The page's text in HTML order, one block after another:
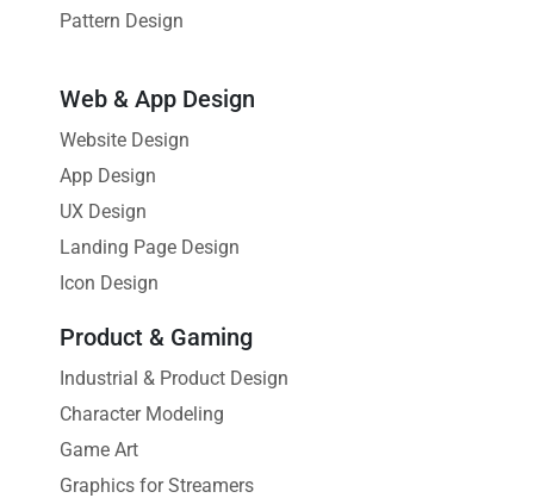
Pattern Design
Web & App Design
Website Design
App Design
UX Design
Landing Page Design
Icon Design
Product & Gaming
Industrial & Product Design
Character Modeling
Game Art
Graphics for Streamers